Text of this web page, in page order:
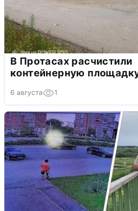
В Протасах расчистили
контейнерную
6 августа 1